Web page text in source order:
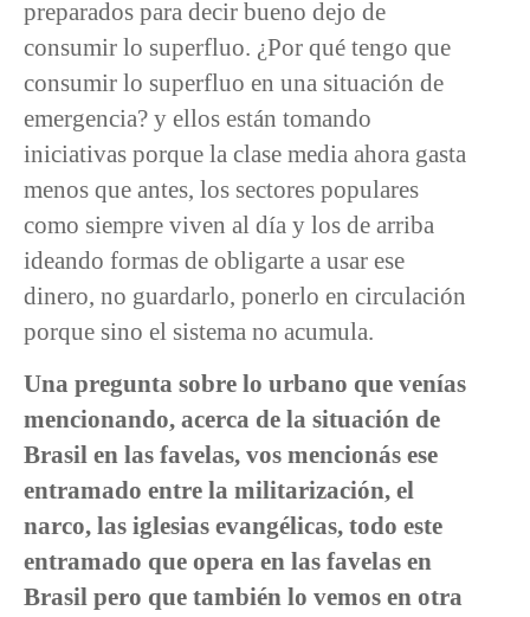
preparados para decir bueno dejo de
consumir lo superfluo. ¿Por qué tengo que
consumir lo superfluo en una situación de
emergencia? y ellos están tomando
iniciativas porque la clase media ahora gasta
menos que antes, los sectores populares
como siempre viven al día y los de arriba
ideando formas de obligarte a usar ese
dinero, no guardarlo, ponerlo en circulación
porque sino el sistema no acumula.
Una pregunta sobre lo urbano que venías
mencionando, acerca de la situación de
Brasil en las favelas, vos mencionás ese
entramado entre la militarización, el
narco, las iglesias evangélicas, todo este
entramado que opera en las favelas en
Brasil pero que también lo vemos en otra